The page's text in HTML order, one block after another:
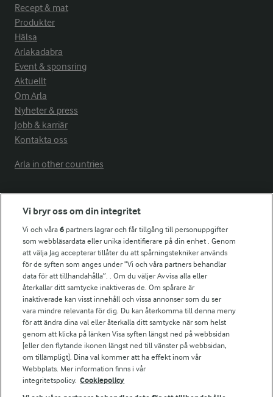
Recept & mat
Produkter
Hälsa
Arlakadabra
Event & sponsring
Aktuellt
Om Arla
Nyheter & press
Jobb & karriär
Kontakta oss
Arla in other countries
Fler Arlasajter
För ägare
Arlas kundportal
Arla.com
Falbygdens Ost
Arla webbshop
Bildbank
Följ oss
Vi bryr oss om din integritet
Vi och våra6 partners lagrar och får tillgång till personuppgifter
som webbläsardata eller unika identifierare på din enhet . Genom
att välja Jag accepterar tillåter du att spårningstekniker används
för de syften som anges under ”Vi och våra partners behandlar
data för att tillhandahålla”. . Om du väljer Avvisa alla eller
återkallar ditt samtycke inaktiveras de. Om spårare är
inaktiverade kan visst innehåll och vissa annonser som du ser
vara mindre relevanta för dig. Du kan återkomma till denna meny
för att ändra dina val eller återkalla ditt samtycke när som helst
genom att klicka på länken Visa syften längst ned på webbsidan
[eller den flytande ikonen längst ned till vänster på webbsidan,
om tillämpligt]. Dina val kommer att ha effekt inom vår
Webbplats. Mer information finns i vår
integritetspolicy. Cookiepolicy